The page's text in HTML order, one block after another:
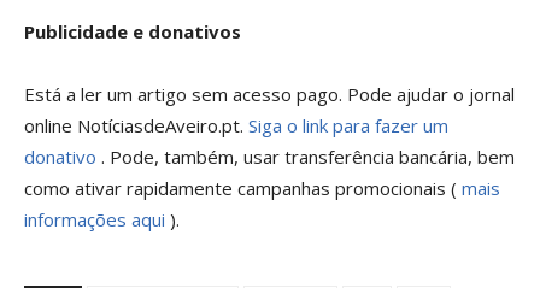
Publicidade e donativos
Está a ler um artigo sem acesso pago. Pode ajudar o jornal
online NotíciasdeAveiro.pt. Siga o link para fazer um
donativo . Pode, também, usar transferência bancária, bem
como ativar rapidamente campanhas promocionais ( mais
informações aqui ).